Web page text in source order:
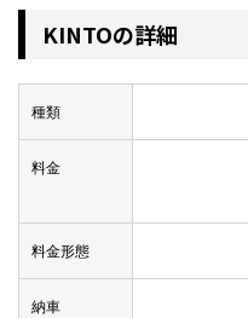
KINTOの詳細
種類
料金
料金形態
納車